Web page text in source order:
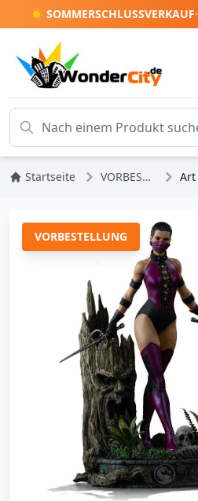
☀️ SOMMERSCHLUSSVERKAUF·
Startseite VORBESTELLUNGEN
VORBESTELLUNG